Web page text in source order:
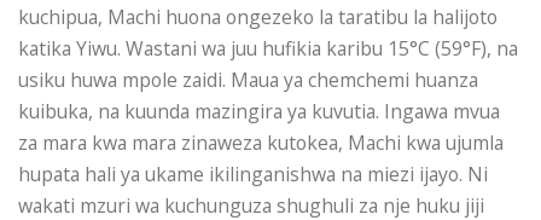
kuchipua, Machi huona ongezeko la taratibu la halijoto
katika Yiwu. Wastani wa juu hufikia karibu 15°C (59°F), na
usiku huwa mpole zaidi. Maua ya chemchemi huanza
kuibuka, na kuunda mazingira ya kuvutia. Ingawa mvua
za mara kwa mara zinaweza kutokea, Machi kwa ujumla
hupata hali ya ukame ikilinganishwa na miezi ijayo. Ni
wakati mzuri wa kuchunguza shughuli za nje huku jiji